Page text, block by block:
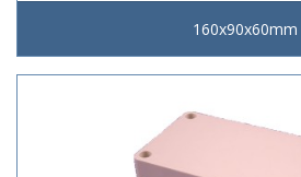
160x90x60mm